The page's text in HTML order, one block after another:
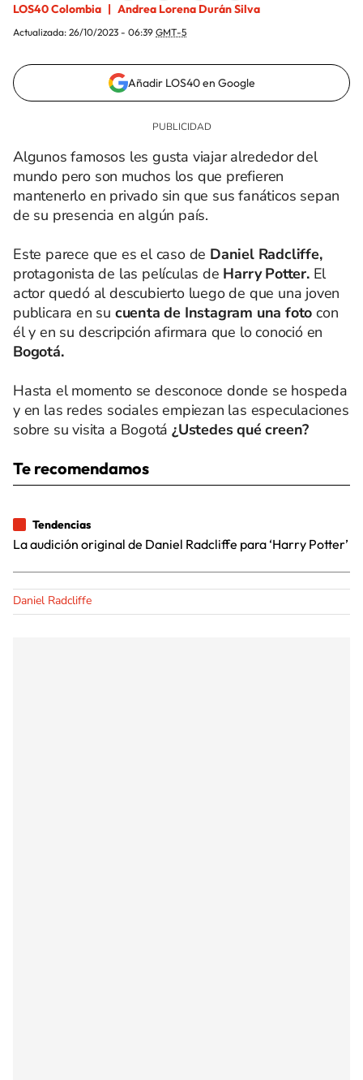
LOS40 Colombia Andrea Lorena Durán Silva
Actualizada: 26/10/2023 - 06:39 GMT-5
Añadir LOS40 en Google
Algunos famosos les gusta viajar alrededor del
mundo pero son muchos los que prefieren
mantenerlo en privado sin que sus fanáticos sepan
de su presencia en algún país.
Este parece que es el caso de Daniel Radcliffe,
protagonista de las películas de Harry Potter.El
actor quedó al descubierto luego de que una joven
publicara en su cuenta de Instagram una foto con
él y en su descripción afirmara que lo conoció en
Bogotá.
Hasta el momento se desconoce donde se hospeda
y en las redes sociales empiezan las especulaciones
sobre su visita a Bogotá¿Ustedes qué creen?
Te recomendamos
Tendencias
La audición original de Daniel Radcliffe para ‘Harry Potter’
Daniel Radcliffe